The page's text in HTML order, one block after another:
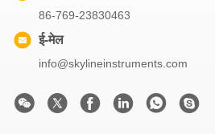
86-769-23830463
ई-मेल
info@skylineinstruments.com